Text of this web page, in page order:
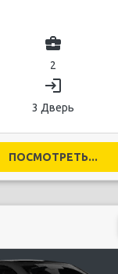
business_center
2
login
3 Дверь
ПОСМОТРЕТЬ...